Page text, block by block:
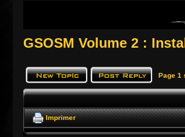
GSOSM Volume 2 :
Page 1
Imprimer